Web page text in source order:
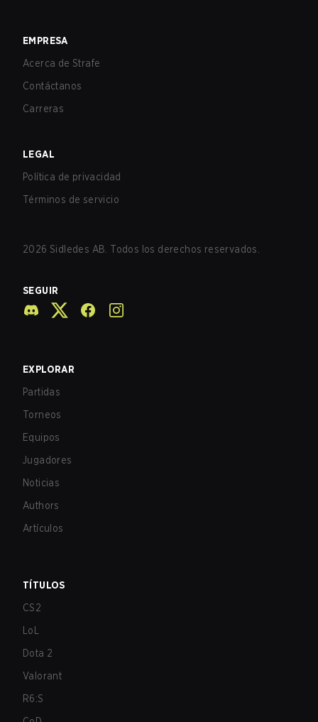
EMPRESA
Acerca de Strafe
Contáctanos
Carreras
LEGAL
Política de privacidad
Términos de servicio
2026 Sidledes AB. Todos los derechos reservados.
SEGUIR
EXPLORAR
Partidas
Torneos
Equipos
Jugadores
Noticias
Authors
Artículos
TÍTULOS
CS2
LoL
Dota 2
Valorant
R6:S